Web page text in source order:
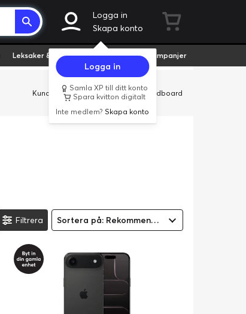
Logga in
Skapa konto
Logga in
Samla XP till ditt konto
Spara kvitton digitalt
Inte medlem?Skapa konto
Leksaker & Hobby Fyndvaror Kampanjer
Kundservice Butiker Företag Cardboard
Filtrera Sortera på: Rekommenderad